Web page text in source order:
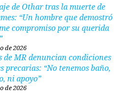
de Othar tras la muerte de
“Un hombre que demostró
compromiso por su querida
de 2026
de MR denuncian condiciones
precarias: “No tenemos baño,
ni apoyo”
de 2026